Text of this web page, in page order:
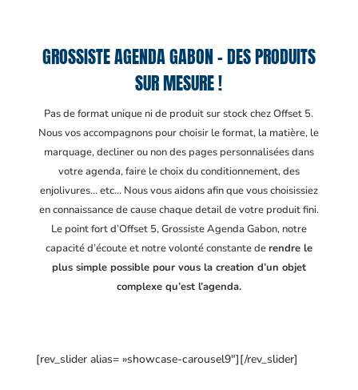
GROSSISTE AGENDA GABON – DES PRODUITS
SUR MESURE !
Pas de format unique ni de produit sur stock chez Offset 5.
Nous vos accompagnons pour choisir le format, la matière, le
marquage, decliner ou non des pages personnalisées dans
votre agenda, faire le choix du conditionnement, des
enjolivures… etc… Nous vous aidons afin que vous choisissiez
en connaissance de cause chaque detail de votre produit fini.
Le point fort d’Offset 5, Grossiste Agenda Gabon, notre
capacité d’écoute et notre volonté constante derendre le
plus simple possible pour vous la creation d’un objet
complexe qu’est l’agenda.
[rev_slider alias= »showcase-carousel9″][/rev_slider]